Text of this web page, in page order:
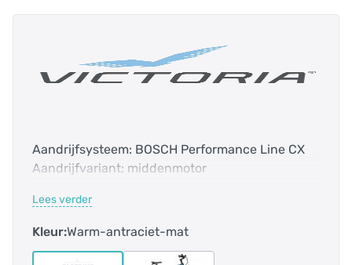
Aandrijfsysteem: BOSCH Performance Line CX
Aandrijfvariant: middenmotor
Accucapaciteit: 625.0 Wh
Bosch Smart systeem: ja
Lees verder
Kleur:Warm-antraciet-mat